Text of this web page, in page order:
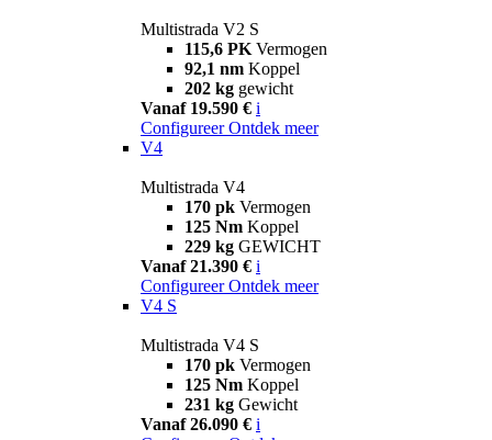
Multistrada V2 S
115,6 PK Vermogen
92,1 nm Koppel
202 kg gewicht
Vanaf 19.590 € i
Configureer Ontdek meer
V4
Multistrada V4
170 pk Vermogen
125 Nm Koppel
229 kg GEWICHT
Vanaf 21.390 € i
Configureer Ontdek meer
V4 S
Multistrada V4 S
170 pk Vermogen
125 Nm Koppel
231 kg Gewicht
Vanaf 26.090 € i